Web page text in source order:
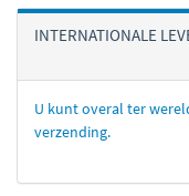
INTERNATIONALE
U kunt overal ter
verzending.